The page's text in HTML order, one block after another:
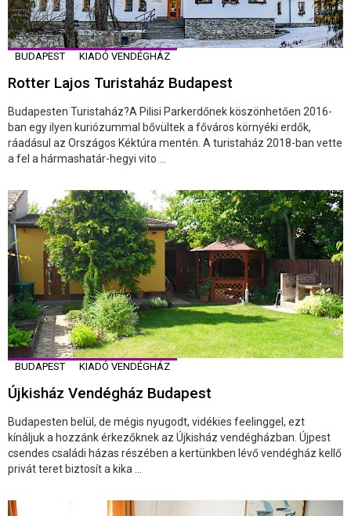
BUDAPEST KIADÓ VENDÉGHÁZ
Rotter Lajos Turistaház Budapest
Budapesten Turistaház?A Pilisi Parkerdőnek köszönhetően 2016-
ban egy ilyen kuriózummal bővültek a főváros környéki erdők,
ráadásul az Országos Kéktúra mentén. A turistaház 2018-ban vette
a fel a hármashatár-hegyi vito ...
BUDAPEST KIADÓ VENDÉGHÁZ
Újkisház Vendégház Budapest
Budapesten belül, de mégis nyugodt, vidékies feelinggel, ezt
kínáljuk a hozzánk érkezőknek az Újkisház vendégházban. Újpest
csendes családi házas részében a kertünkben lévő vendégház kellő
privát teret biztosít a kika ...